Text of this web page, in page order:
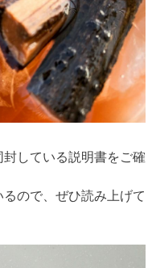
している説明書をご確
ので、ぜひ読み上げて